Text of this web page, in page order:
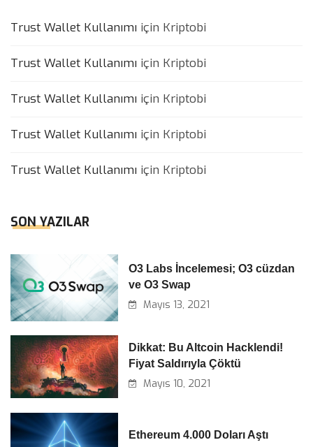
Trust Wallet Kullanımı için Kriptobi
Trust Wallet Kullanımı için Kriptobi
Trust Wallet Kullanımı için Kriptobi
Trust Wallet Kullanımı için Kriptobi
Trust Wallet Kullanımı için Kriptobi
SON YAZILAR
O3 Labs İncelemesi; O3 cüzdan
ve O3 Swap
Mayıs 13, 2021
Dikkat: Bu Altcoin Hacklendi!
Fiyat Saldırıyla Çöktü
Mayıs 10, 2021
Ethereum 4.000 Doları Aştı